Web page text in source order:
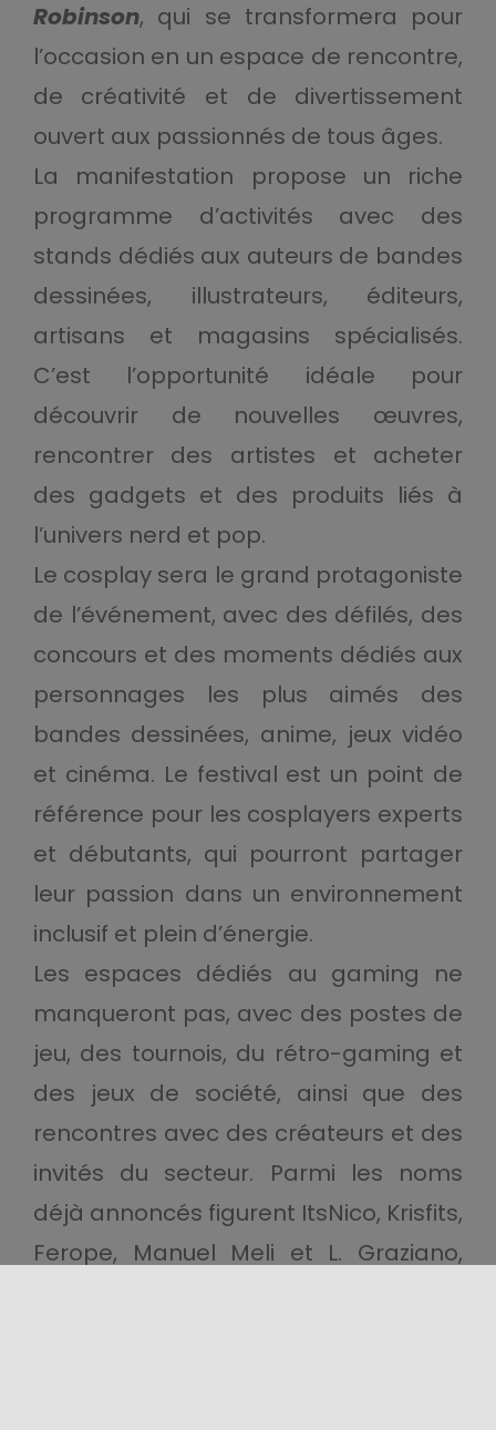
Robinson, qui se transformera pour
l’occasion en un espace de rencontre,
de créativité et de divertissement
ouvert aux passionnés de tous âges.
La manifestation propose un riche
programme d’activités avec des
stands dédiés aux auteurs de bandes
dessinées, illustrateurs, éditeurs,
artisans et magasins spécialisés.
C’est l’opportunité idéale pour
découvrir de nouvelles œuvres,
rencontrer des artistes et acheter
des gadgets et des produits liés à
l’univers nerd et pop.
Le cosplay sera le grand protagoniste
de l’événement, avec des défilés, des
concours et des moments dédiés aux
personnages les plus aimés des
bandes dessinées, anime, jeux vidéo
et cinéma. Le festival est un point de
référence pour les cosplayers experts
et débutants, qui pourront partager
leur passion dans un environnement
inclusif et plein d’énergie.
Les espaces dédiés au gaming ne
manqueront pas, avec des postes de
jeu, des tournois, du rétro-gaming et
des jeux de société, ainsi que des
rencontres avec des créateurs et des
invités du secteur. Parmi les noms
déjà annoncés figurent ItsNico, Krisfits,
Ferope, Manuel Meli et L. Graziano,